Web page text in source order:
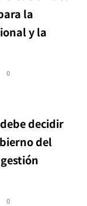
la
y la
0
decidir
del
0